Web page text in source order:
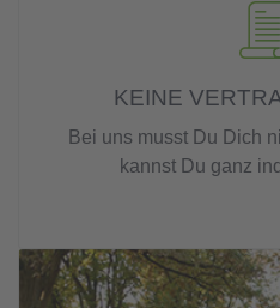
KEINE
Bei uns musst Du Dich
kannst Du ganz